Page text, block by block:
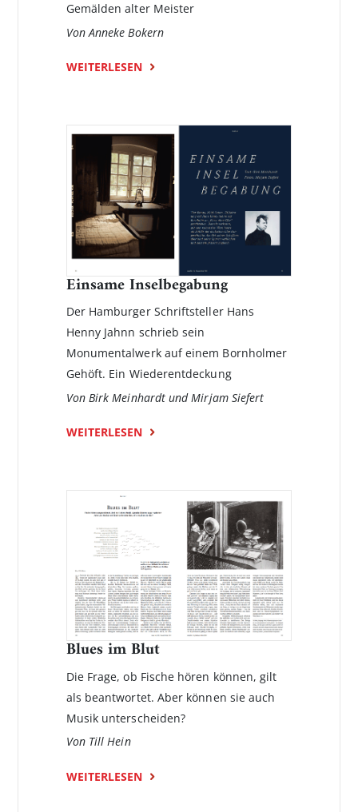
Gemälden alter Meister
Von Anneke Bokern
WEITERLESEN
Einsame Inselbegabung
Der Hamburger Schriftsteller Hans
Henny Jahnn schrieb sein
Monumentalwerk auf einem Bornholmer
Gehöft. Ein Wiederentdeckung
Von Birk Meinhardt und Mirjam Siefert
WEITERLESEN
Blues im Blut
Die Frage, ob Fische hören können, gilt
als beantwortet. Aber können­ sie auch
Musik unterscheiden?
Von Till Hein
WEITERLESEN